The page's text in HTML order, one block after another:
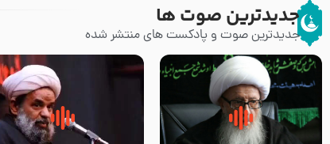
جدیدترین صوت ها
جدیدترین صوت و پادکست های منتشر شده